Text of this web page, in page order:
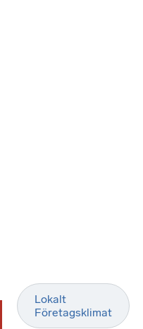
OCKSÅ
Lokalt
Företagsklimat